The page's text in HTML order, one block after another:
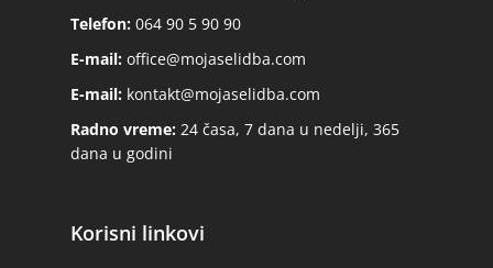
Telefon: 064 90 5 90 90
E-mail: office@mojaselidba.com
E-mail: kontakt@mojaselidba.com
Radno vreme: 24 časa, 7 dana u nedelji, 365
dana u godini
Korisni linkovi